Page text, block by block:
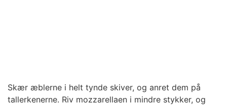
Skær æblerne i helt tynde skiver, og anret dem på
tallerkenerne. Riv mozzarellaen i mindre stykker, og